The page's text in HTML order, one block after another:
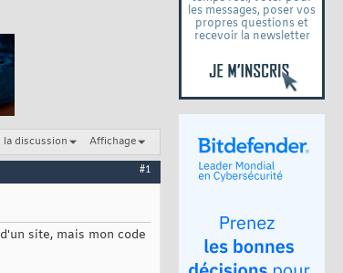
les messages, poser vos
propres questions et
recevoir la newsletter
la discussion Affichage
#1
site, mais mon code